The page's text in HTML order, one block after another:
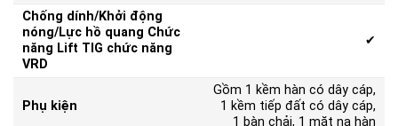
Chống dính/Khởi động
nóng/Lực hồ quang Chức
năng Lift TIG chức năng
VRD
✔
Phụ kiện
Gồm 1 kềm hàn có dây cáp,
1 kềm tiếp đất có dây cáp,
1 bàn chải, 1 mặt nạ hàn